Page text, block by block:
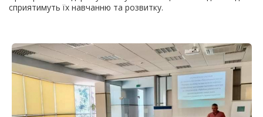
сприятимуть їх навчанню та розвитку.